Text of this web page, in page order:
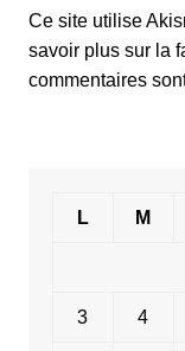
Ce site utilise
savoir plus sur la
commentaires
L M
3 4